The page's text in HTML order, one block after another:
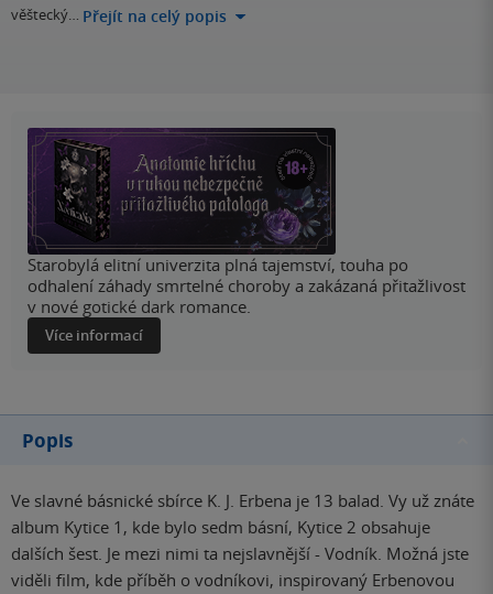
věštecký… Přejít na celý popis
Starobylá elitní univerzita plná tajemství, touha po
odhalení záhady smrtelné choroby a zakázaná přitažlivost
v nové gotické dark romance.
Více informací
Popis
Ve slavné básnické sbírce K. J. Erbena je 13 balad. Vy už znáte
album Kytice 1, kde bylo sedm básní, Kytice 2 obsahuje
dalších šest. Je mezi nimi ta nejslavnější - Vodník. Možná jste
viděli film, kde příběh o vodníkovi, inspirovaný Erbenovou